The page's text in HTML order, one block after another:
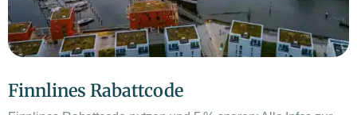
Finnlines Rabattcode